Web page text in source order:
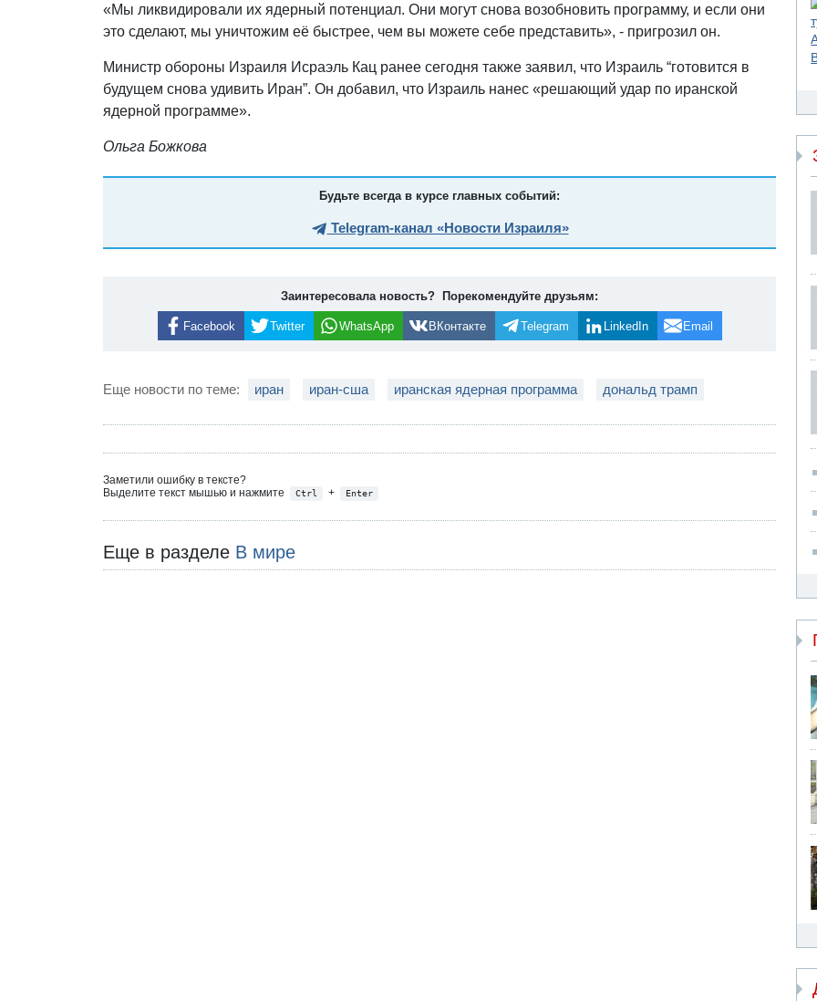
«Мы ликвидировали их ядерный потенциал. Они могут снова возобновить программу, и если они
это сделают, мы уничтожим её быстрее, чем вы можете себе представить», - пригрозил он.
Министр обороны Израиля Исраэль Кац ранее сегодня также заявил, что Израиль “готовится в
будущем снова удивить Иран”. Он добавил, что Израиль нанес «решающий удар по иранской
ядерной программе».
Ольга Божкова
Будьте всегда в курсе главных событий:
Telegram-канал «Новости Израиля»
Заинтересовала новость? Порекомендуйте друзьям:
Facebook Twitter WhatsApp ВКонтакте Telegram LinkedIn Email
Еще новости по теме: иран иран-сша иранская ядерная программа дональд трамп
Заметили ошибку в тексте?
Выделите текст мышью и нажмите
Ctrl + Enter
Еще в разделе В мире